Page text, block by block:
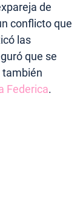
de
conflicto que
las
que se
también
Federica.